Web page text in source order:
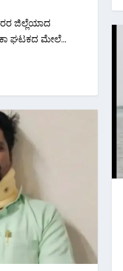
ಜಿಲ್ಲೆಯಾದ
ಘಟಕದ ಮೇಲೆ...